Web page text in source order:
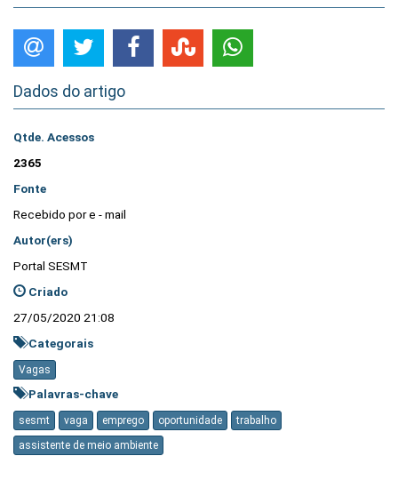
Dados do artigo
Qtde. Acessos
2365
Fonte
Recebido por e - mail
Autor(ers)
Portal SESMT
Criado
27/05/2020 21:08
Categorais
Vagas
Palavras-chave
sesmt vaga emprego oportunidade
trabalho
assistente de meio ambiente